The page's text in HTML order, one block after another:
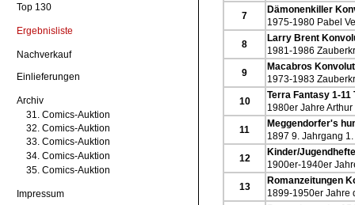
Top 130
Ergebnisliste
Nachverkauf
Einlieferungen
Archiv
31. Comics-Auktion
32. Comics-Auktion
33. Comics-Auktion
34. Comics-Auktion
35. Comics-Auktion
Impressum
7
Dämonenkiller
1975-1980 Pabel
8
Larry Brent
1981-1986
9
Macabros
1973-1983
10
Terra Fantasy 1-11
1980er Jahre
11
Meggendorfer's
1897 9. Jahrgang
12
Kinder/
1900er-1940er
13
Romanzeitungen
1899-1950er Jahre